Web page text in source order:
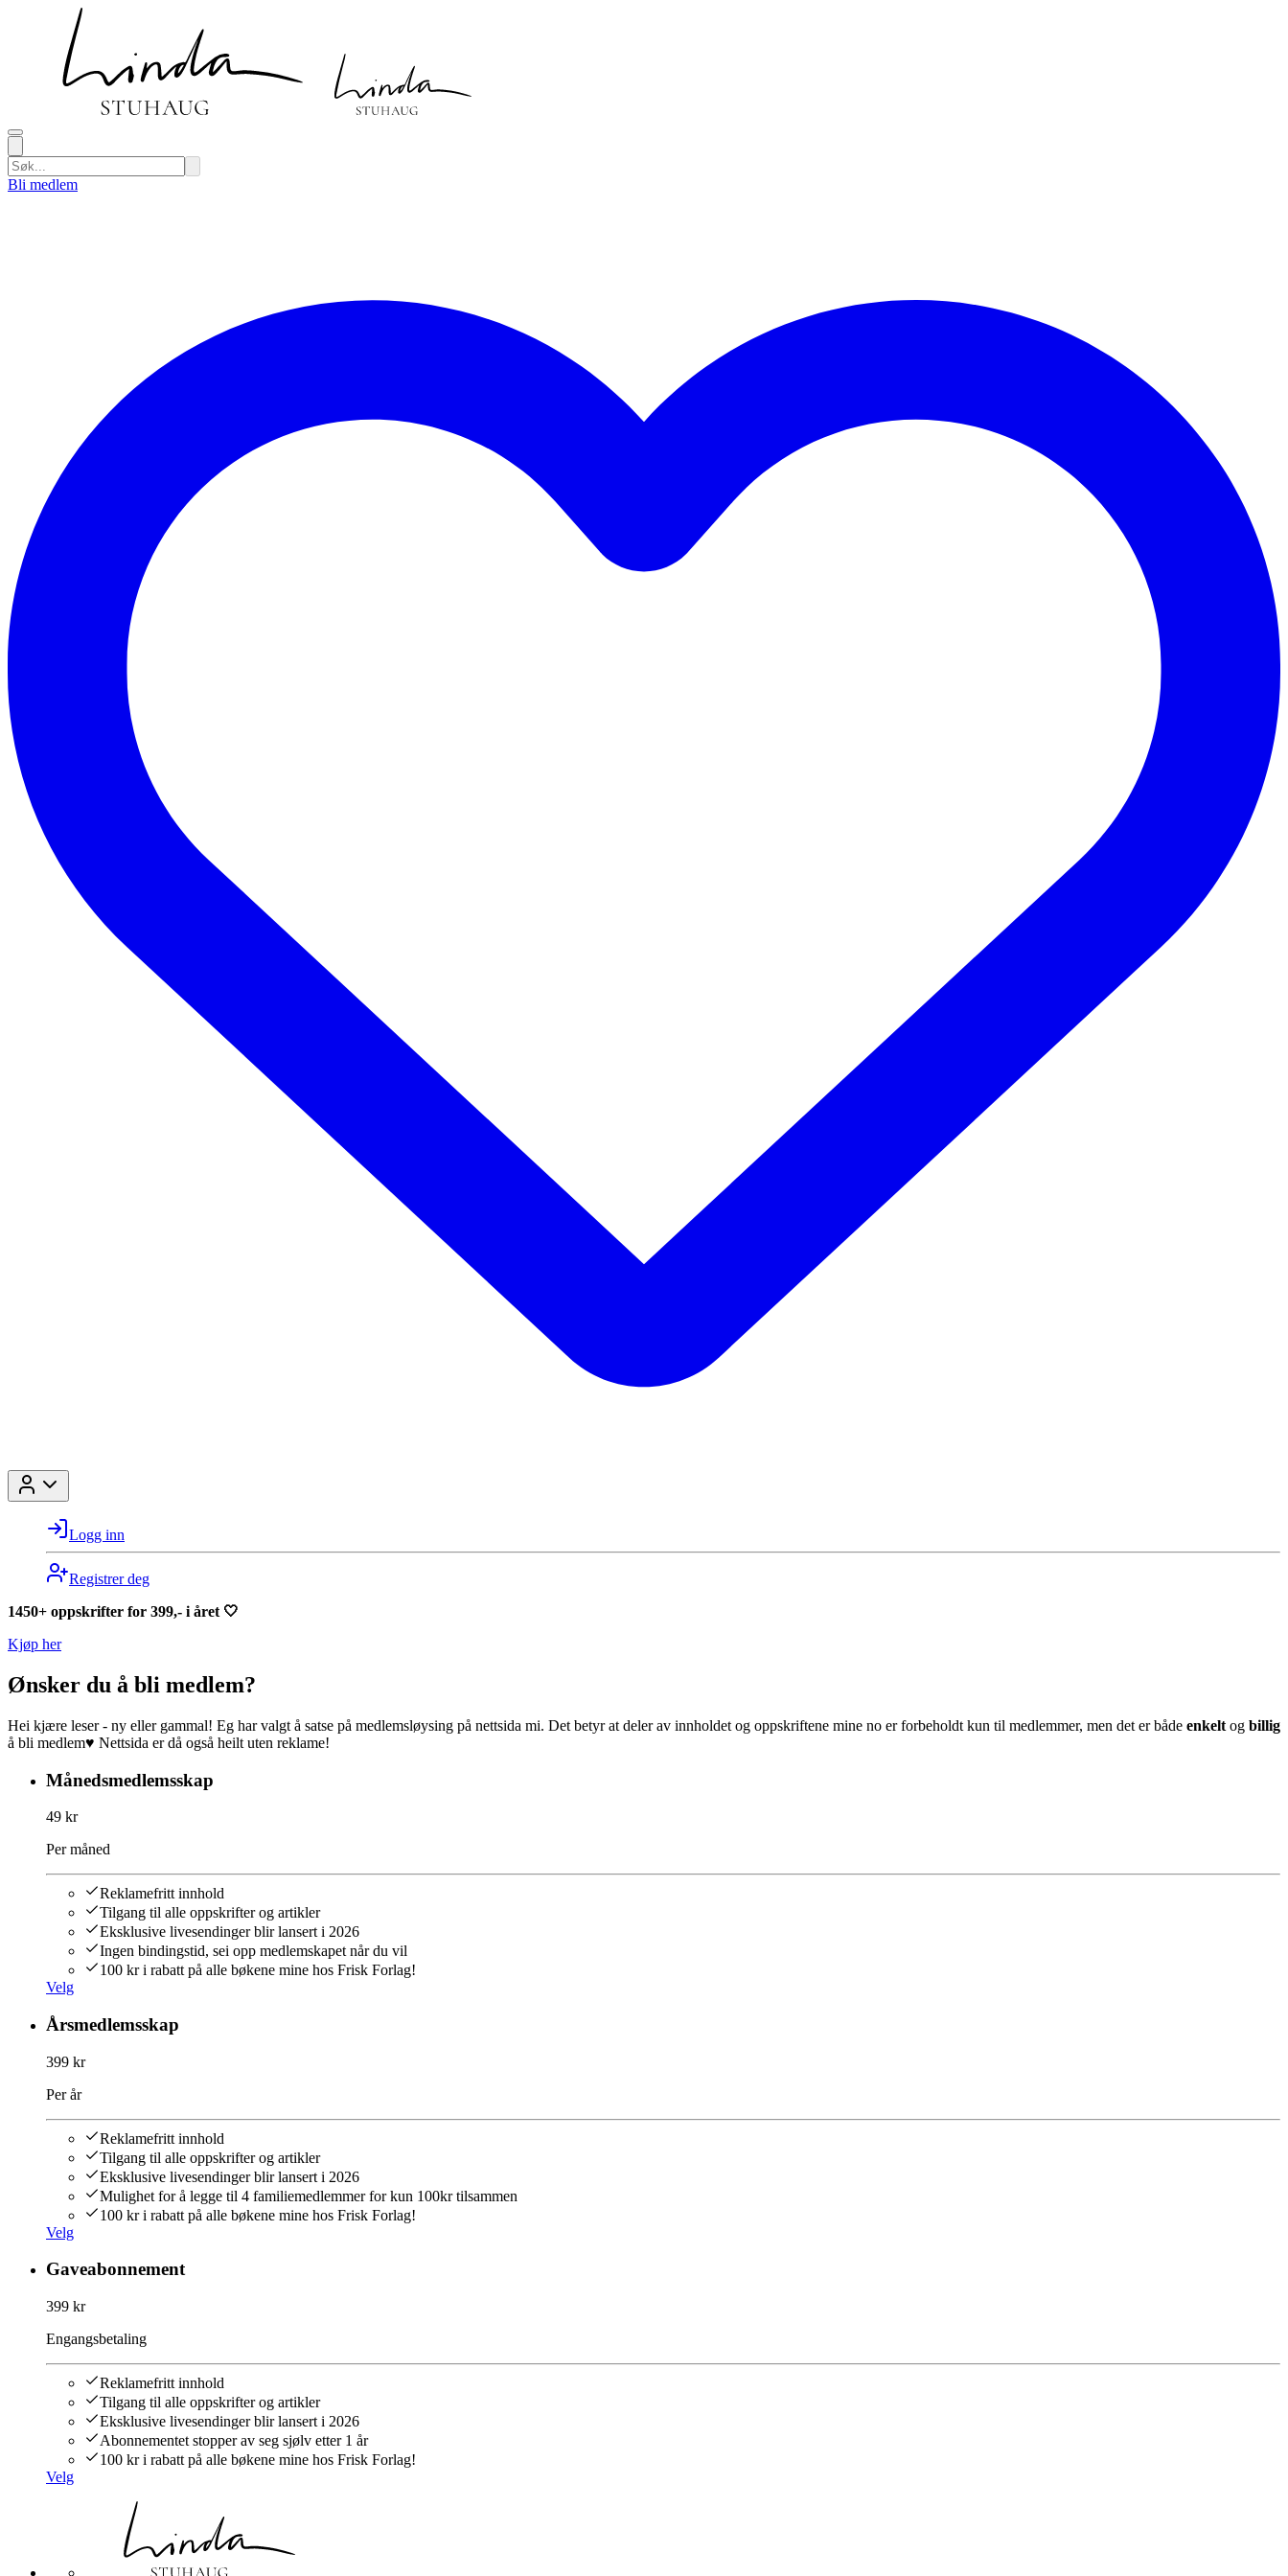
Bli medlem
Logg inn
Registrer deg
1450+ oppskrifter for 399,- i året 🤍
Kjøp her
Ønsker du å bli medlem?
Hei kjære leser - ny eller gammal! Eg har valgt å satse på medlemsløysing på nettsida mi. Det betyr at deler av innholdet og oppskriftene mine no er forbeholdt kun til medlemmer, men det er både enkelt og billig
å bli medlem♥︎ Nettsida er då også heilt uten reklame!
Månedsmedlemsskap
49 kr
Per måned
Reklamefritt innhold
Tilgang til alle oppskrifter og artikler
Eksklusive livesendinger blir lansert i 2026
Ingen bindingstid, sei opp medlemskapet når du vil
100 kr i rabatt på alle bøkene mine hos Frisk Forlag!
Velg
Årsmedlemsskap
399 kr
Per år
Reklamefritt innhold
Tilgang til alle oppskrifter og artikler
Eksklusive livesendinger blir lansert i 2026
Mulighet for å legge til 4 familiemedlemmer for kun 100kr tilsammen
100 kr i rabatt på alle bøkene mine hos Frisk Forlag!
Velg
Gaveabonnement
399 kr
Engangsbetaling
Reklamefritt innhold
Tilgang til alle oppskrifter og artikler
Eksklusive livesendinger blir lansert i 2026
Abonnementet stopper av seg sjølv etter 1 år
100 kr i rabatt på alle bøkene mine hos Frisk Forlag!
Velg